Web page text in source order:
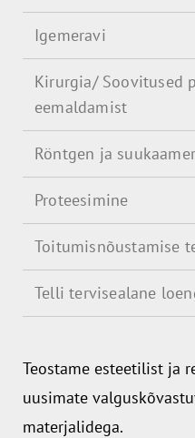
Igemeravi
Kirurgia/ Soovitused
eemaldamist
Röntgen ja
Proteesimine
Toitumisnõustamise
Telli tervisealane
Teostame esteetilist ja
uusimate
materjalidega.